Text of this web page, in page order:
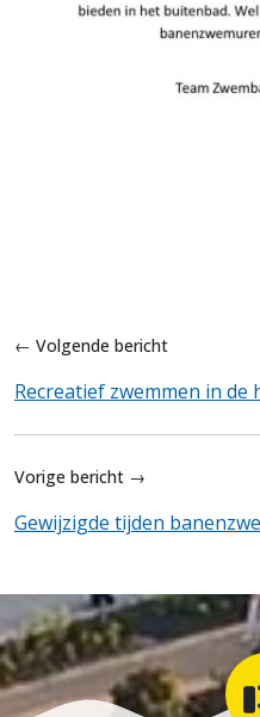
← Volgende bericht
Recreatief zwemmen in de
Vorige bericht →
Gewijzigde tijden